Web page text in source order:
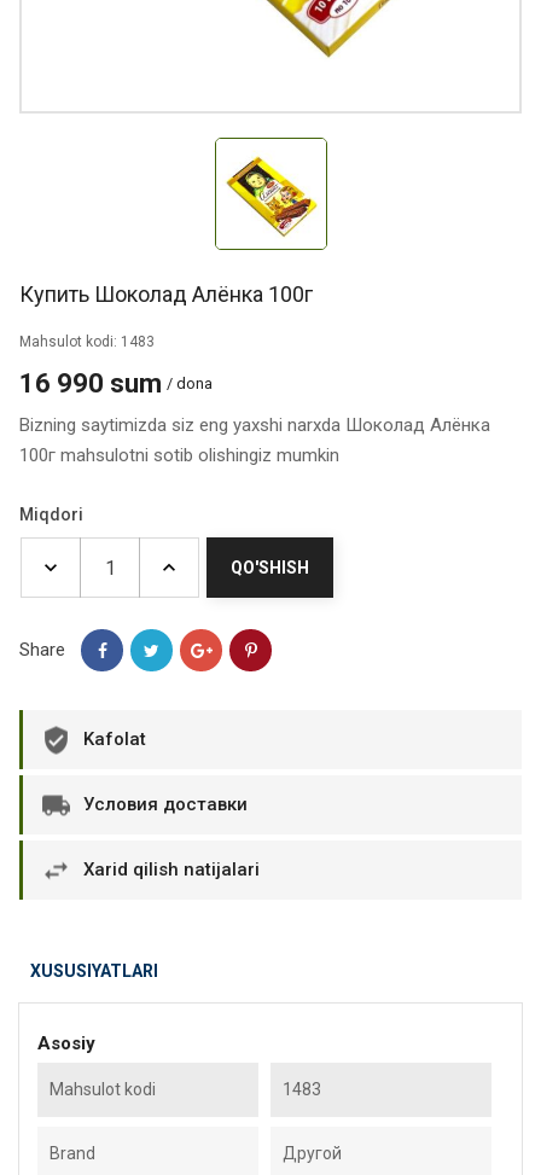
Купить Шоколад Алёнка 100г
Mahsulot kodi: 1483
16 990 sum / dona
Bizning saytimizda siz eng yaxshi narxda Шоколад Алёнка
100г mahsulotni sotib olishingiz mumkin
Miqdori
QO'SHISH
Share
Kafolat
Условия доставки
Xarid qilish natijalari
XUSUSIYATLARI
Asosiy
Mahsulot kodi 1483
Brand Другой